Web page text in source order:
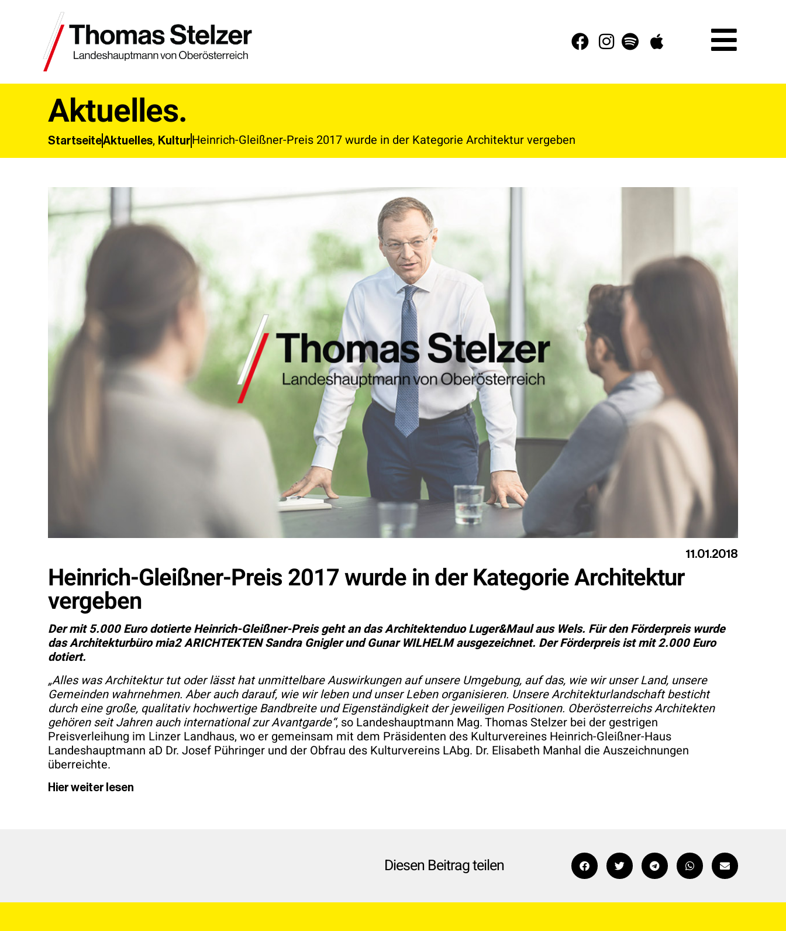
Aktuelles.
StartseiteAktuelles, Kultur Heinrich-Gleißner-Preis 2017 wurde in der Kategorie Architektur vergeben
11.01.2018
Heinrich-Gleißner-Preis 2017 wurde in der Kategorie Architektur
vergeben
Der mit 5.000 Euro dotierte Heinrich-Gleißner-Preis geht an das Architektenduo Luger&Maul aus Wels. Für den Förderpreis wurde
das Architekturbüro mia2 ARICHTEKTEN Sandra Gnigler und Gunar WILHELM ausgezeichnet. Der Förderpreis ist mit 2.000 Euro
dotiert.
„Alles was Architektur tut oder lässt hat unmittelbare Auswirkungen auf unsere Umgebung, auf das, wie wir unser Land, unsere
Gemeinden wahrnehmen. Aber auch darauf, wie wir leben und unser Leben organisieren. Unsere Architekturlandschaft besticht
durch eine große, qualitativ hochwertige Bandbreite und Eigenständigkeit der jeweiligen Positionen. Oberösterreichs Architekten
gehören seit Jahren auch international zur Avantgarde“, so Landeshauptmann Mag. Thomas Stelzer bei der gestrigen
Preisverleihung im Linzer Landhaus, wo er gemeinsam mit dem Präsidenten des Kulturvereines Heinrich-Gleißner-Haus
Landeshauptmann aD Dr. Josef Pühringer und der Obfrau des Kulturvereins LAbg. Dr. Elisabeth Manhal die Auszeichnungen
überreichte.
Hier weiter lesen
Diesen Beitrag teilen